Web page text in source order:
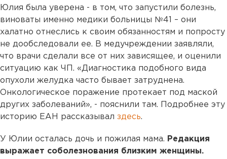
Юлия была уверена - в том, что запустили болезнь,
виноваты именно медики больницы №41 – они
халатно отнеслись к своим обязанностям и попросту
не дообследовали ее. В медучреждении заявляли,
что врачи сделали все от них зависящее, и оценили
ситуацию как ЧП. «Диагностика подобного вида
опухоли желудка часто бывает затруднена.
Онкологическое поражение протекает под маской
других заболеваний», - пояснили там. Подробнее эту
историю ЕАН рассказывал здесь.
У Юлии осталась дочь и пожилая мама. Редакция
выражает соболезнования близким женщины.